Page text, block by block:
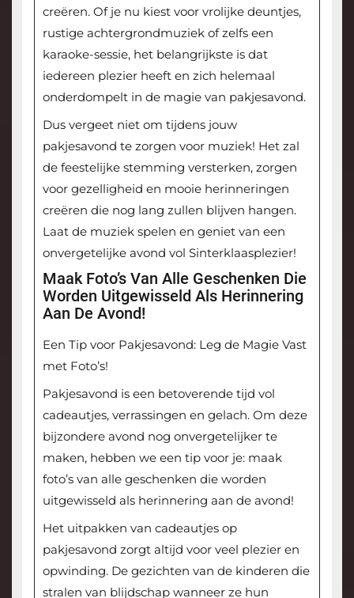
creëren. Of je nu kiest voor vrolijke deuntjes,
rustige achtergrondmuziek of zelfs een
karaoke-sessie, het belangrijkste is dat
iedereen plezier heeft en zich helemaal
onderdompelt in de magie van pakjesavond.
Dus vergeet niet om tijdens jouw
pakjesavond te zorgen voor muziek! Het zal
de feestelijke stemming versterken, zorgen
voor gezelligheid en mooie herinneringen
creëren die nog lang zullen blijven hangen.
Laat de muziek spelen en geniet van een
onvergetelijke avond vol Sinterklaasplezier!
Maak Foto’s Van Alle Geschenken Die
Worden Uitgewisseld Als Herinnering
Aan De Avond!
Een Tip voor Pakjesavond: Leg de Magie Vast
met Foto’s!
Pakjesavond is een betoverende tijd vol
cadeautjes, verrassingen en gelach. Om deze
bijzondere avond nog onvergetelijker te
maken, hebben we een tip voor je: maak
foto’s van alle geschenken die worden
uitgewisseld als herinnering aan de avond!
Het uitpakken van cadeautjes op
pakjesavond zorgt altijd voor veel plezier en
opwinding. De gezichten van de kinderen die
stralen van blijdschap wanneer ze hun